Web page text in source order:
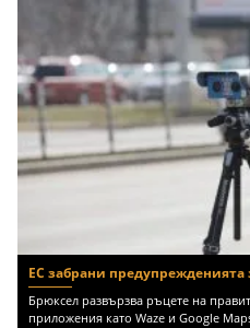
ЕС забрани предупрежденията
Брюксел развързва ръцете на
приложения като Waze и Google